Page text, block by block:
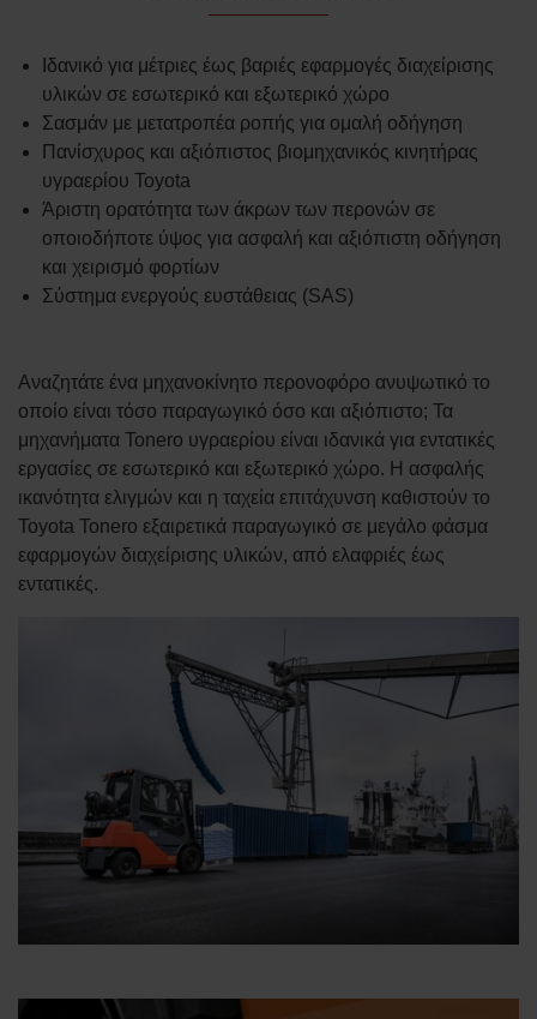
Ιδανικό για μέτριες έως βαριές εφαρμογές διαχείρισης
υλικών σε εσωτερικό και εξωτερικό χώρο
Σασμάν με μετατροπέα ροπής για ομαλή οδήγηση
Πανίσχυρος και αξιόπιστος βιομηχανικός κινητήρας
υγραερίου Toyota
Άριστη ορατότητα των άκρων των περονών σε
οποιοδήποτε ύψος για ασφαλή και αξιόπιστη οδήγηση
και χειρισμό φορτίων
Σύστημα ενεργούς ευστάθειας (SAS)
Αναζητάτε ένα μηχανοκίνητο περονοφόρο ανυψωτικό το
οποίο είναι τόσο παραγωγικό όσο και αξιόπιστο; Τα
μηχανήματα Tonero υγραερίου είναι ιδανικά για εντατικές
εργασίες σε εσωτερικό και εξωτερικό χώρο. Η ασφαλής
ικανότητα ελιγμών και η ταχεία επιτάχυνση καθιστούν το
Toyota Tonero εξαιρετικά παραγωγικό σε μεγάλο φάσμα
εφαρμογών διαχείρισης υλικών, από ελαφριές έως
εντατικές.